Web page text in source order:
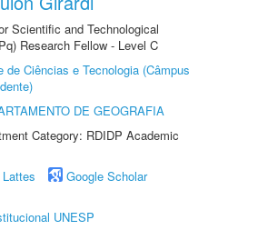
Scientific and Technological
Research Fellow - Level C
de Ciências e Tecnologia (Câmpus
DE GEOGRAFIA
Category: RDIDP Academic
Google Scholar
UNESP